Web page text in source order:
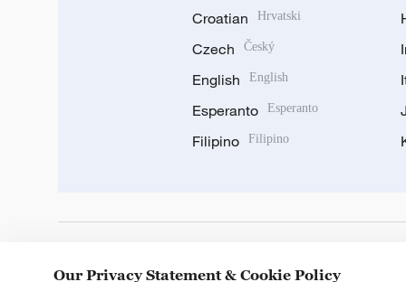
Croatian Hrvatski
Czech Český
English English
Esperanto Esperanto
Filipino Filipino
Our Privacy Statement & Cookie Policy